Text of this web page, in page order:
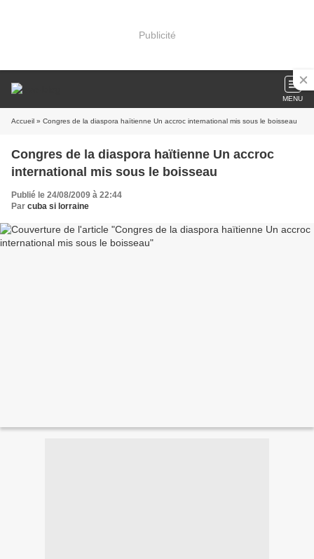
Publicité
MENU
Accueil » Congres de la diaspora haïtienne Un accroc international mis sous le boisseau
Congres de la diaspora haïtienne Un accroc
international mis sous le boisseau
Publié le 24/08/2009 à 22:44
Par cuba si lorraine